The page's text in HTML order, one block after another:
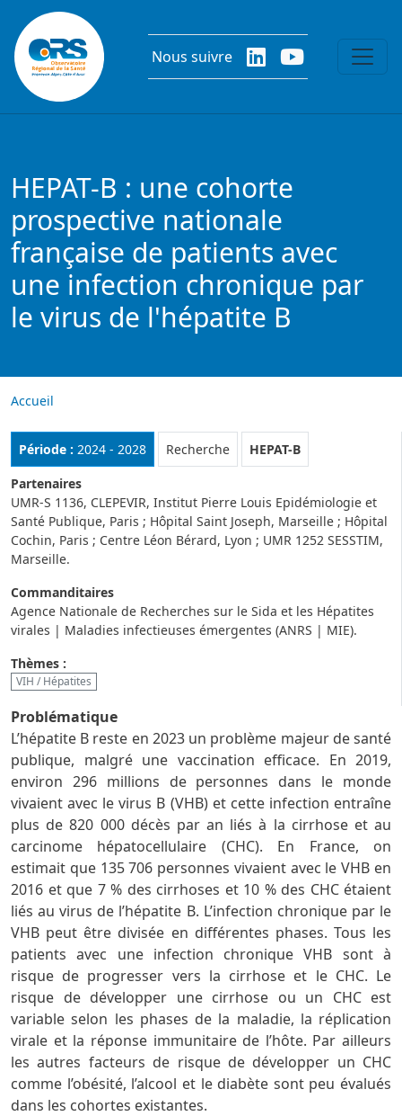
Aller au contenu principal
Nous suivre
HEPAT-B : une cohorte
prospective nationale
française de patients avec
une infection chronique par
le virus de l'hépatite B
Accueil
Période : 2024 - 2028 Rubrique :
Recherche
HEPAT-B
Partenaires
UMR-S 1136, CLEPEVIR, Institut Pierre Louis Epidémiologie et
Santé Publique, Paris ; Hôpital Saint Joseph, Marseille ; Hôpital
Cochin, Paris ; Centre Léon Bérard, Lyon ; UMR 1252 SESSTIM,
Marseille.
Commanditaires
Agence Nationale de Recherches sur le Sida et les Hépatites
virales | Maladies infectieuses émergentes (ANRS | MIE).
Thèmes :
VIH / Hépatites
Problématique
L’hépatite B reste en 2023 un problème majeur de santé
publique, malgré une vaccination efficace. En 2019,
environ 296 millions de personnes dans le monde
vivaient avec le virus B (VHB) et cette infection entraîne
plus de 820 000 décès par an liés à la cirrhose et au
carcinome hépatocellulaire (CHC). En France, on
estimait que 135 706 personnes vivaient avec le VHB en
2016 et que 7 % des cirrhoses et 10 % des CHC étaient
liés au virus de l’hépatite B. L’infection chronique par le
VHB peut être divisée en différentes phases. Tous les
patients avec une infection chronique VHB sont à
risque de progresser vers la cirrhose et le CHC. Le
risque de développer une cirrhose ou un CHC est
variable selon les phases de la maladie, la réplication
virale et la réponse immunitaire de l’hôte. Par ailleurs
les autres facteurs de risque de développer un CHC
comme l’obésité, l’alcool et le diabète sont peu évalués
dans les cohortes existantes.